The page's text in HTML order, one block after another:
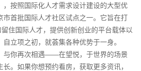
，按照国际化人才需求设计建设的大型优
市首批国际人才社区试点之一。它旨在打
住国际人才，提供创新创业的平台载体以
立项之初，就荟集各种优势于一身。
与你再次相遇——在望悦，于世界的场景
。如果你想预约看房，获取更多资讯，